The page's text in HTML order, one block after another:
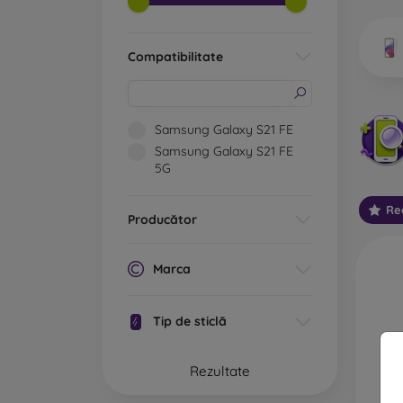
Compatibilitate
Samsung Galaxy S21 FE
Samsung Galaxy S21 FE
5G
Producător
Marca
Tip de sticlă
Rezultate
sunt,